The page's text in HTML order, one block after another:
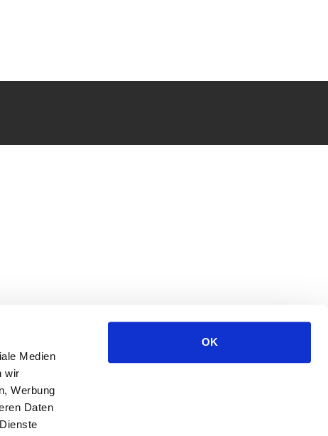
Medien
wir
Werbung
Daten
OK